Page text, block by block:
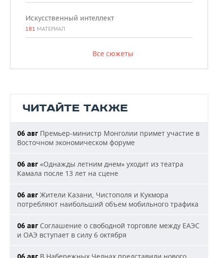
Искусственный интеллект
181 МАТЕРИАЛ
Все сюжеты
ЧИТАЙТЕ ТАКЖЕ
06 авг Премьер-министр Монголии примет участие в
Восточном экономическом форуме
06 авг «Однажды летним днем» уходит из театра
Камала после 13 лет на сцене
06 авг Жители Казани, Чистополя и Кукмора
потребляют наибольший объем мобильного трафика
06 авг Соглашение о свободной торговле между ЕАЭС
и ОАЭ вступает в силу 6 октября